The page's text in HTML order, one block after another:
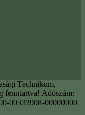
Technikum,
fenntartva! Adószám:
00333908-00000000